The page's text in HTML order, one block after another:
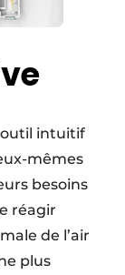
outil intuitif
mêmes
besoins
réagir
de l’air
plus